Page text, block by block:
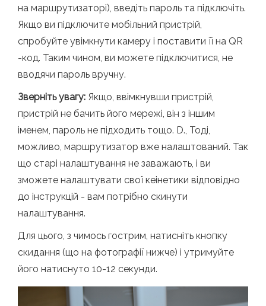
на маршрутизаторі), введіть пароль та підключіть.
Якщо ви підключите мобільний пристрій,
спробуйте увімкнути камеру і поставити її на QR
-код. Таким чином, ви можете підключитися, не
вводячи пароль вручну.
Зверніть увагу: Якщо, ввімкнувши пристрій,
пристрій не бачить його мережі, він з іншим
іменем, пароль не підходить тощо. D., Тоді,
можливо, маршрутизатор вже налаштований. Так
що старі налаштування не заважають, і ви
зможете налаштувати свої кеінетики відповідно
до інструкцій - вам потрібно скинути
налаштування.
Для цього, з чимось гострим, натисніть кнопку
скидання (що на фотографії нижче) і утримуйте
його натиснуто 10-12 секунди.